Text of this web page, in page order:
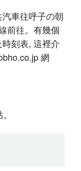
車往呼子の朝
前往。有幾個
刻表, 這裡介
網